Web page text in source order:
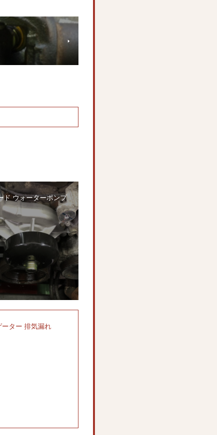
ド ウォーターポンプ
ター 排気漏れ